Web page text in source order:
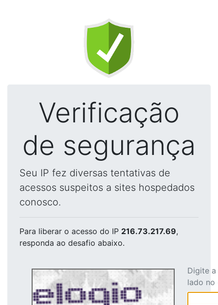
Verificação
de segurança
Seu IP fez diversas tentativas de
acessos suspeitos a sites hospedados
conosco.
Para liberar o acesso do IP 216.73.217.69,
responda ao desafio abaixo.
Digite
lado no